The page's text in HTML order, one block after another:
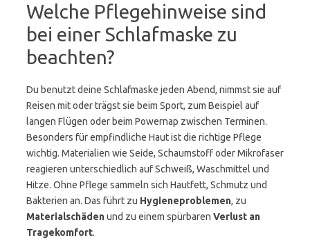
Welche Pflegehinweise sind
bei einer Schlafmaske zu
beachten?
Du benutzt deine Schlafmaske jeden Abend, nimmst sie auf
Reisen mit oder trägst sie beim Sport, zum Beispiel auf
langen Flügen oder beim Powernap zwischen Terminen.
Besonders für empfindliche Haut ist die richtige Pflege
wichtig. Materialien wie Seide, Schaumstoff oder Mikrofaser
reagieren unterschiedlich auf Schweiß, Waschmittel und
Hitze. Ohne Pflege sammeln sich Hautfett, Schmutz und
Bakterien an. Das führt zu Hygieneproblemen, zu
Materialschädenund zu einem spürbaren Verlust an
Tragekomfort.